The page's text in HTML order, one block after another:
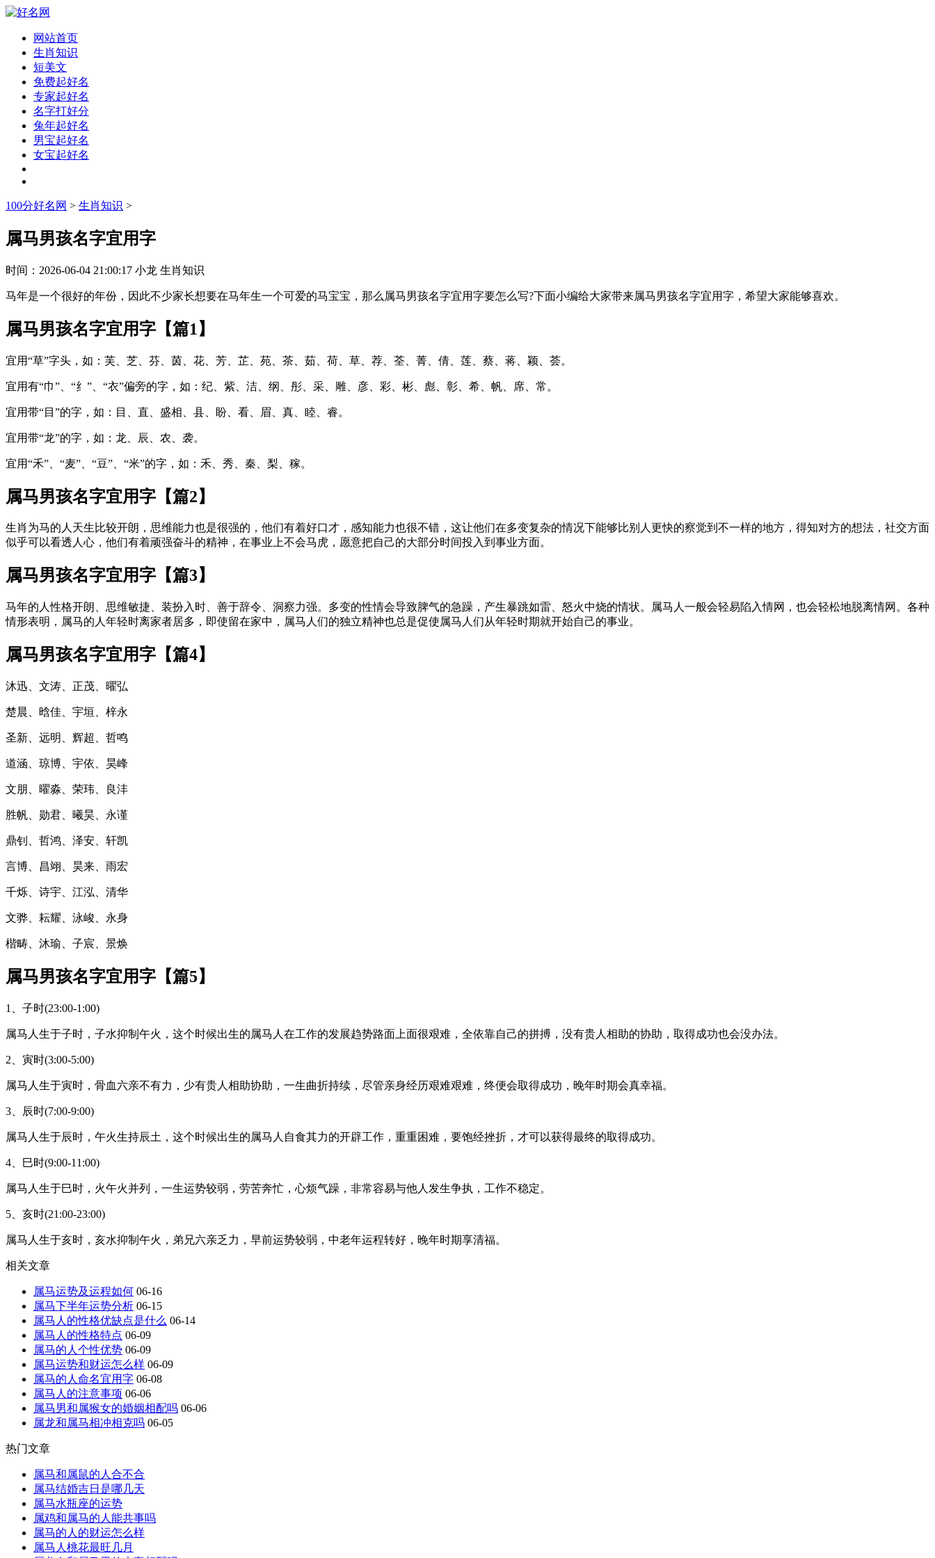
网站首页
生肖知识
短美文
免费起好名
专家起好名
名字打好分
兔年起好名
男宝起好名
女宝起好名
100分好名网 > 生肖知识 >
属马男孩名字宜用字
时间： 2026-06-04 21:00:17 小龙 生肖知识
马年是一个很好的年份，因此不少家长想要在马年生一个可爱的马宝宝，那么属马男孩名字宜用字要怎么写?下面小编给大家带来属马男孩名字宜用字，希望大家能够喜欢。
属马男孩名字宜用字【篇1】
宜用“草”字头，如：芙、芝、芬、茵、花、芳、芷、苑、茶、茹、荷、草、荐、荃、菁、倩、莲、蔡、蒋、颖、荟。
宜用有“巾”、“纟”、“衣”偏旁的字，如：纪、紫、洁、纲、彤、采、雕、彦、彩、彬、彪、彰、希、帆、席、常。
宜用带“目”的字，如：目、直、盛相、县、盼、看、眉、真、睦、睿。
宜用带“龙”的字，如：龙、辰、农、袭。
宜用“禾”、“麦”、“豆”、“米”的字，如：禾、秀、秦、梨、稼。
属马男孩名字宜用字【篇2】
生肖为马的人天生比较开朗，思维能力也是很强的，他们有着好口才，感知能力也很不错，这让他们在多变复杂的情况下能够比别人更快的察觉到不一样的地方，得知对方的想法，社交方面
似乎可以看透人心，他们有着顽强奋斗的精神，在事业上不会马虎，愿意把自己的大部分时间投入到事业方面。
属马男孩名字宜用字【篇3】
马年的人性格开朗、思维敏捷、装扮入时、善于辞令、洞察力强。多变的性情会导致脾气的急躁，产生暴跳如雷、怒火中烧的情状。属马人一般会轻易陷入情网，也会轻松地脱离情网。各种
情形表明，属马的人年轻时离家者居多，即使留在家中，属马人们的独立精神也总是促使属马人们从年轻时期就开始自己的事业。
属马男孩名字宜用字【篇4】
沐迅、文涛、正茂、曜弘
楚晨、晗佳、宇垣、梓永
圣新、远明、辉超、哲鸣
道涵、琼博、宇依、昊峰
文朋、曜淼、荣玮、良沣
胜帆、勋君、曦昊、永谨
鼎钊、哲鸿、泽安、轩凯
言博、昌翊、昊来、雨宏
千烁、诗宇、江泓、清华
文骅、耘耀、泳峻、永身
楷畴、沐瑜、子宸、景焕
属马男孩名字宜用字【篇5】
1、子时(23:00-1:00)
属马人生于子时，子水抑制午火，这个时候出生的属马人在工作的发展趋势路面上面很艰难，全依靠自己的拼搏，没有贵人相助的协助，取得成功也会没办法。
2、寅时(3:00-5:00)
属马人生于寅时，骨血六亲不有力，少有贵人相助协助，一生曲折持续，尽管亲身经历艰难艰难，终便会取得成功，晚年时期会真幸福。
3、辰时(7:00-9:00)
属马人生于辰时，午火生持辰土，这个时候出生的属马人自食其力的开辟工作，重重困难，要饱经挫折，才可以获得最终的取得成功。
4、巳时(9:00-11:00)
属马人生于巳时，火午火并列，一生运势较弱，劳苦奔忙，心烦气躁，非常容易与他人发生争执，工作不稳定。
5、亥时(21:00-23:00)
属马人生于亥时，亥水抑制午火，弟兄六亲乏力，早前运势较弱，中老年运程转好，晚年时期享清福。
相关文章
属马运势及运程如何 06-16
属马下半年运势分析 06-15
属马人的性格优缺点是什么 06-14
属马人的性格特点 06-09
属马的人个性优势 06-09
属马运势和财运怎么样 06-09
属马的人命名宜用字 06-08
属马人的注意事项 06-06
属马男和属猴女的婚姻相配吗 06-06
属龙和属马相冲相克吗 06-05
热门文章
属马和属鼠的人合不合
属马结婚吉日是哪几天
属马水瓶座的运势
属鸡和属马的人能共事吗
属马的人的财运怎么样
属马人桃花最旺几月